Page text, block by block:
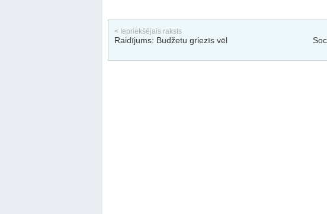
< Iepriekšējais raksts
Raidījums: Budžetu griezīs vēl